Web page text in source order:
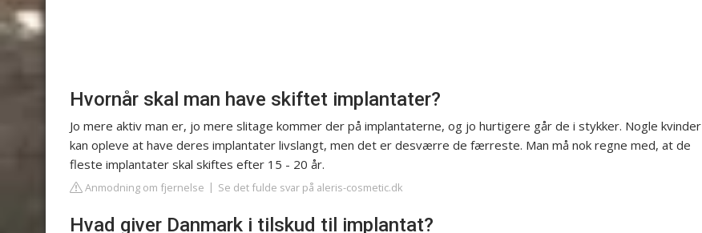
Hvornår skal man have skiftet implantater?
Jo mere aktiv man er, jo mere slitage kommer der på implantaterne, og jo hurtigere går de i stykker. Nogle kvinder
kan opleve at have deres implantater livslangt, men det er desværre de færreste. Man må nok regne med, at de
fleste implantater skal skiftes efter 15 - 20 år.
Anmodning om fjernelse Se det fulde svar på aleris-cosmetic.dk
Hvad giver Danmark i tilskud til implantat?